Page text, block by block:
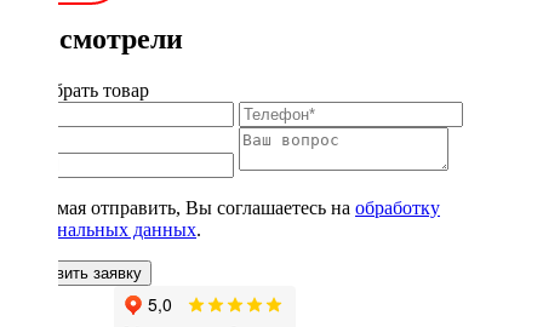
Вы смотрели
Подобрать товар
Нажимая отправить, Вы соглашаетесь на обработку
персональных данных.
Оставить заявку